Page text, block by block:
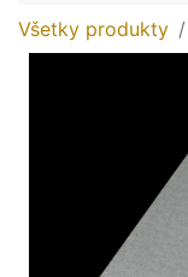
Všetky produkty